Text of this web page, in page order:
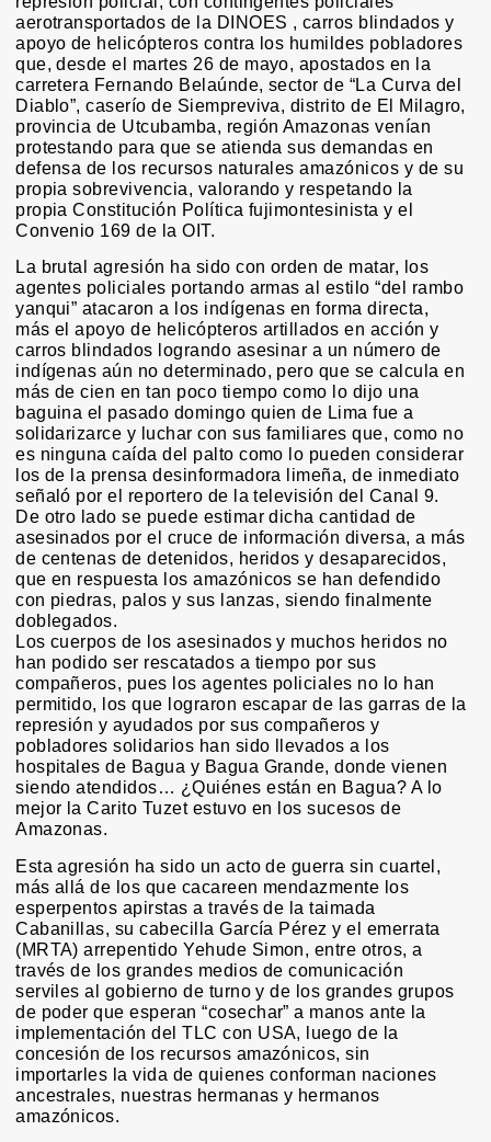
aerotransportados de la DINOES , carros blindados y
apoyo de helicópteros contra los humildes pobladores
que, desde el martes 26 de mayo, apostados en la
carretera Fernando Belaúnde, sector de “La Curva del
Diablo”, caserío de Siempreviva, distrito de El Milagro,
provincia de Utcubamba, región Amazonas venían
protestando para que se atienda sus demandas en
defensa de los recursos naturales amazónicos y de su
propia sobrevivencia, valorando y respetando la
propia Constitución Política fujimontesinista y el
Convenio 169 de la OIT.
La brutal agresión ha sido con orden de matar, los
agentes policiales portando armas al estilo “del rambo
yanqui” atacaron a los indígenas en forma directa,
más el apoyo de helicópteros artillados en acción y
carros blindados logrando asesinar a un número de
indígenas aún no determinado, pero que se calcula en
más de cien en tan poco tiempo como lo dijo una
baguina el pasado domingo quien de Lima fue a
solidarizarce y luchar con sus familiares que, como no
es ninguna caída del palto como lo pueden considerar
los de la prensa desinformadora limeña, de inmediato
señaló por el reportero de la televisión del Canal 9.
De otro lado se puede estimar dicha cantidad de
asesinados por el cruce de información diversa, a más
de centenas de detenidos, heridos y desaparecidos,
que en respuesta los amazónicos se han defendido
con piedras, palos y sus lanzas, siendo finalmente
doblegados.
Los cuerpos de los asesinados y muchos heridos no
han podido ser rescatados a tiempo por sus
compañeros, pues los agentes policiales no lo han
permitido, los que lograron escapar de las garras de la
represión y ayudados por sus compañeros y
pobladores solidarios han sido llevados a los
hospitales de Bagua y Bagua Grande, donde vienen
siendo atendidos… ¿Quiénes están en Bagua? A lo
mejor la Carito Tuzet estuvo en los sucesos de
Amazonas.
Esta agresión ha sido un acto de guerra sin cuartel,
más allá de los que cacareen mendazmente los
esperpentos apirstas a través de la taimada
Cabanillas, su cabecilla García Pérez y el emerrata
(MRTA) arrepentido Yehude Simon, entre otros, a
través de los grandes medios de comunicación
serviles al gobierno de turno y de los grandes grupos
de poder que esperan “cosechar” a manos ante la
implementación del TLC con USA, luego de la
concesión de los recursos amazónicos, sin
importarles la vida de quienes conforman naciones
ancestrales, nuestras hermanas y hermanos
amazónicos.